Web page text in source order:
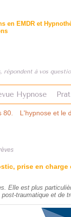
en EMDR et
à vos
Hypnose
éveillé. Revue
prise en
Elle est plus
traumatique et de